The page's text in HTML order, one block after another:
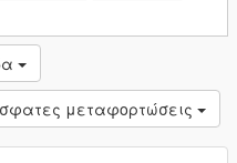
μεταφορτώσεις